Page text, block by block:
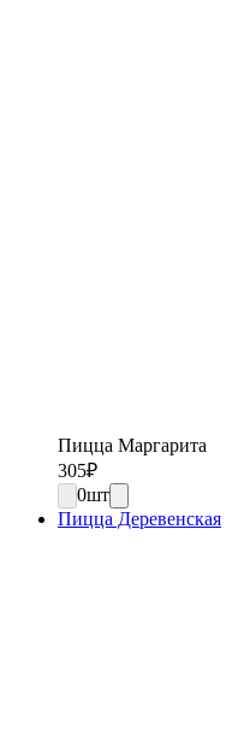
Пицца Маргарита
305₽
0шт
Пицца Деревенская